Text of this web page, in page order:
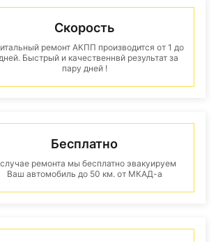
Скорость
ремонт АКПП производится от 1 до
Быстрый и качественнвй результат за
пару дней !
Бесплатно
ремонта мы бесплатно эвакуируем
Ваш автомобиль до 50 км. от МКАД-а